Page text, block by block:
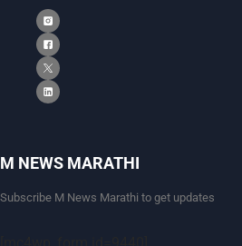
M NEWS MARATHI
Subscribe M News Marathi to get updates